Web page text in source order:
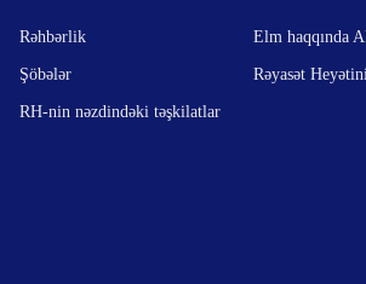
Rəhbərlik
Şöbələr
RH-nin nəzdindəki təşkilatlar
Elm haqqında
Rəyasət